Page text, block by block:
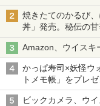
焼きたてのかるび
丼」発売。秘伝の
Amazon、ウイスキ
かっぱ寿司×妖怪ウ
トメモ帳」をプレゼ
ビックカメラ、ウ